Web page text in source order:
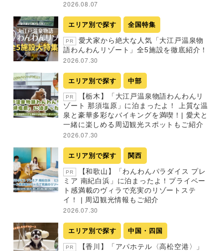
2026.08.07
エリア別で探す 全国特集
PR
愛犬家から絶大な人気「大江戸温泉物
語わんわんリゾート」全5施設を徹底紹介！
2026.07.30
エリア別で探す 中部
PR
【栃木】「大江戸温泉物語わんわんリ
ゾート 那須塩原」に泊まったよ！ 上質な温
泉と豪華多彩なバイキングを満喫！| 愛犬と
一緒に楽しめる周辺観光スポットもご紹介
2026.07.30
エリア別で探す 関西
PR
【和歌山】「わんわんパラダイス プレ
ミア 南紀白浜」に泊まったよ！プライベー
ト感満載のヴィラで充実のリゾートステ
イ！ | 周辺観光情報もご紹介
2026.07.30
エリア別で探す 中国・四国
PR
【香川】「アパホテル〈高松空港〉」